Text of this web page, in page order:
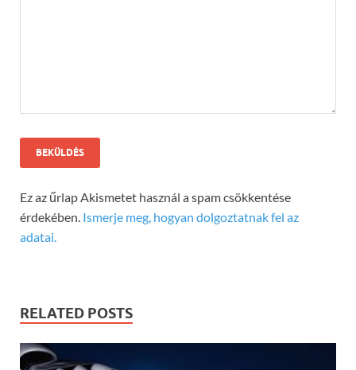
Ez az űrlap Akismetet használ a spam csökkentése
érdekében. Ismerje meg, hogyan dolgoztatnak fel az
adatai.
RELATED POSTS